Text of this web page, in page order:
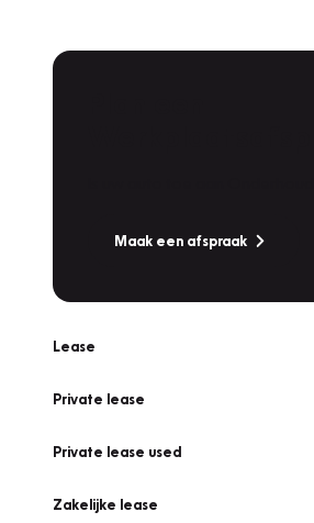
Maak een afspraak
Lease
Private lease
Private lease used
Zakelijke lease